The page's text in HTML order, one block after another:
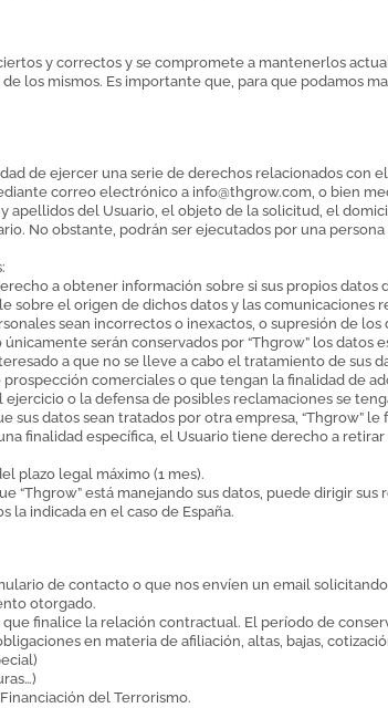
y correctos y se compromete a mantenerlos
los mismos. Es importante que, para que podamos
de ejercer una serie de derechos relacionados
correo electrónico a info@thgrow.com, o bien
del Usuario, el objeto de la solicitud, el
No obstante, podrán ser ejecutados por una
a obtener información sobre si sus propios
sobre el origen de dichos datos y las comunicaciones
sean incorrectos o inexactos, o supresión de
serán conservados por “Thgrow” los
a que no se lleve a cabo el tratamiento de sus
comerciales o que tengan la finalidad de
o la defensa de posibles reclamaciones se
sus datos sean tratados por otra empresa, “Thgrow”
finalidad específica, el Usuario tiene derecho a
plazo legal máximo (1 mes).
“Thgrow” está manejando sus datos, puede dirigir
la indicada en el caso de España.
de contacto o que nos envíen un email
otorgado.
finalice la relación contractual. El período de
en materia de afiliación, altas, bajas,
del Terrorismo.